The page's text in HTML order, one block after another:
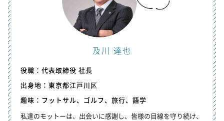
及川 達也
役職：代表取締役 社長
出身地：東京都江戸川区
趣味：フットサル、ゴルフ、旅行、語学
私達のモットーは、出会いに感謝し、皆様の目線を守り続け、